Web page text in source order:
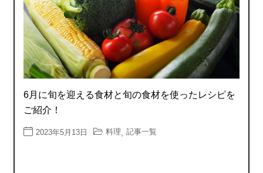
6月に旬を迎える食材と旬の食材を使ったレシピを
ご紹介！
2023年5月13日 料理, 記事一覧